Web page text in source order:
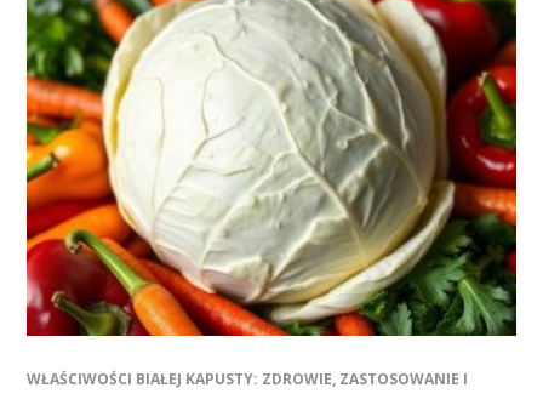
WŁAŚCIWOŚCI BIAŁEJ KAPUSTY: ZDROWIE, ZASTOSOWANIE I